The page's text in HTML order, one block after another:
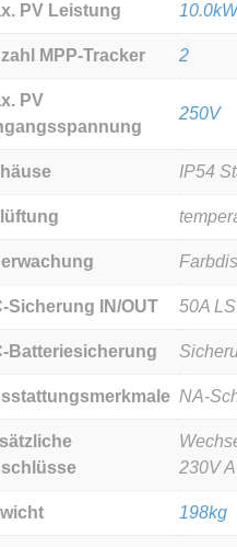
PV Leistung
MPP-Tracker 2
PV
250V
IP54
Sicherung IN/OUT 50A
Batteriesicherung
NA-
230V
198kg